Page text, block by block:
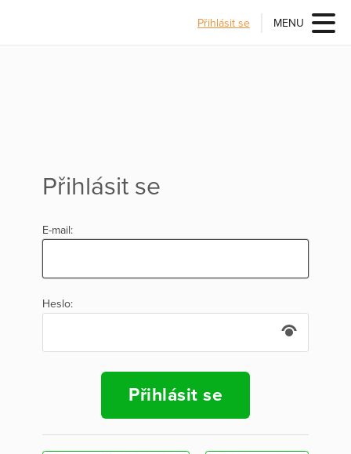
Přihlásit se MENU
Přihlásit se
E-mail:
Heslo:
Přihlásit se